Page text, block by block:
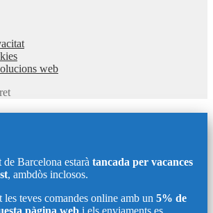
web
Barcelona estarà tancada per vacances
, ambdòs inclosos.
teves comandes online amb un 5% de
pàgina web i els enviaments es